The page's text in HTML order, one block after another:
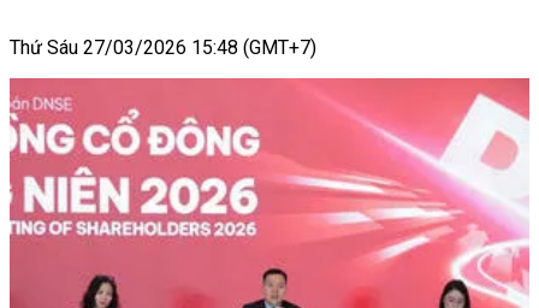
Thứ Sáu 27/03/2026 15:48 (GMT+7)